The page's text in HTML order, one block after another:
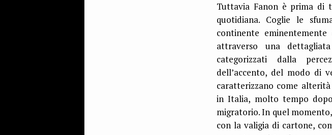
Tuttavia Fanon è prima di
quotidiana. Coglie le
continente
attraverso una
categorizzati dalla
dell’accento, del modo di
caratterizzano come
in Italia, molto tempo
migratorio. In quel
con la valigia di cartone,